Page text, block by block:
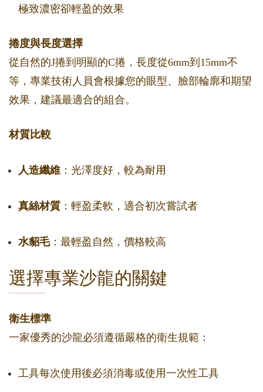
極致濃密卻輕盈的效果
捲度與長度選擇
從自然的J捲到明顯的C捲，長度從6mm到15mm不
等，專業技術人員會根據您的眼型、臉部輪廓和期望
效果，建議最適合的組合。
材質比較
人造纖維 ：光澤度好，較為耐用
真絲材質 ：輕盈柔軟，適合初次嘗試者
水貂毛：最輕盈自然，價格較高
選擇專業沙龍的關鍵
衛生標準
一家優秀的沙龍必須遵循嚴格的衛生規範：
工具每次使用後必須消毒或使用一次性工具